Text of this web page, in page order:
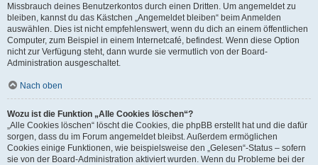
Missbrauch deines Benutzerkontos durch einen Dritten. Um angemeldet zu
bleiben, kannst du das Kästchen „Angemeldet bleiben“ beim Anmelden
auswählen. Dies ist nicht empfehlenswert, wenn du dich an einem öffentlichen
Computer, zum Beispiel in einem Internetcafé, befindest. Wenn diese Option
nicht zur Verfügung steht, dann wurde sie vermutlich von der Board-
Administration ausgeschaltet.
Nach oben
Wozu ist die Funktion „Alle Cookies löschen“?
„Alle Cookies löschen“ löscht die Cookies, die phpBB erstellt hat und die dafür
sorgen, dass du im Forum angemeldet bleibst. Außerdem ermöglichen
Cookies einige Funktionen, wie beispielsweise den „Gelesen“-Status – sofern
sie von der Board-Administration aktiviert wurden. Wenn du Probleme bei der